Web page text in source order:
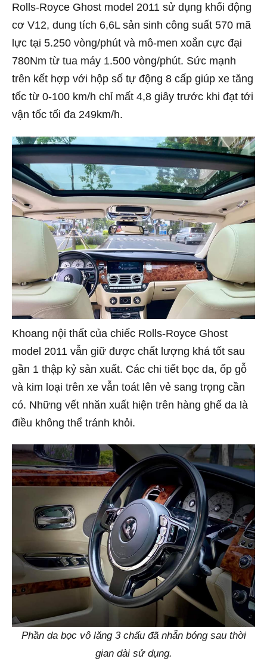
Rolls-Royce Ghost model 2011 sử dụng khối động
cơ V12, dung tích 6,6L sản sinh công suất 570 mã
lực tại 5.250 vòng/phút và mô-men xoắn cực đại
780Nm từ tua máy 1.500 vòng/phút. Sức mạnh
trên kết hợp với hộp số tự động 8 cấp giúp xe tăng
tốc từ 0-100 km/h chỉ mất 4,8 giây trước khi đạt tới
vận tốc tối đa 249km/h.
Khoang nội thất của chiếc Rolls-Royce Ghost
model 2011 vẫn giữ được chất lượng khá tốt sau
gần 1 thập kỷ sản xuất. Các chi tiết bọc da, ốp gỗ
và kim loại trên xe vẫn toát lên vẻ sang trọng cần
có. Những vết nhăn xuất hiện trên hàng ghế da là
điều không thể tránh khỏi.
Phần da bọc vô lăng 3 chấu đã nhẵn bóng sau thời
gian dài sử dụng.